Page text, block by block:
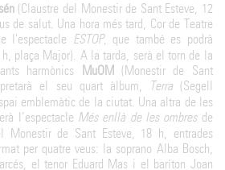
(Claustre del Monestir de Sant Esteve, 12
de salut. Una hora més tard, Cor de Teatre
l'espectacle ESTOP, que també es podrà
plaça Major). A la tarda, serà el torn de la
harmònics
MuOM (Monestir de Sant
el seu quart àlbum,
Terra(Segell
emblemàtic de la ciutat. Una altra de les
l’espectacle Més enllà de les ombresde
Monestir de Sant Esteve, 18 h, entrades
per quatre veus: la soprano Alba Bosch,
el tenor Eduard Mas i el baríton Joan